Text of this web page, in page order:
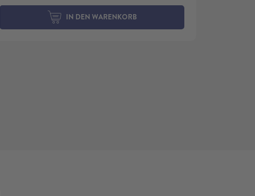
IN DEN WARENKORB